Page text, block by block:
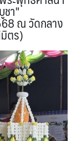
ชา"
ณ วัดกลาง
ตร)